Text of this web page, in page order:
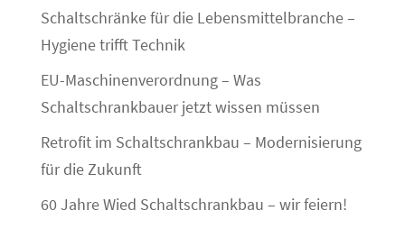
Schaltschränke für die Lebensmittelbranche –
Hygiene trifft Technik
EU-Maschinenverordnung – Was
Schaltschrankbauer jetzt wissen müssen
Retrofit im Schaltschrankbau – Modernisierung
für die Zukunft
60 Jahre Wied Schaltschrankbau – wir feiern!